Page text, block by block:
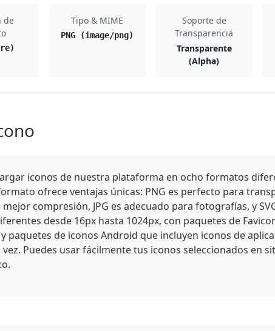
de
Tipo & MIME
PNG (image/png)
Soporte de
Transparencia
Transparente
(Alpha)
iconos de nuestra plataforma en ocho formatos
ofrece ventajas únicas: PNG es perfecto para
mejor compresión, JPG es adecuado para fotografías, y
desde 16px hasta 1024px, con paquetes de
paquetes de iconos Android que incluyen iconos de
vez. Puedes usar fácilmente tus iconos seleccionados